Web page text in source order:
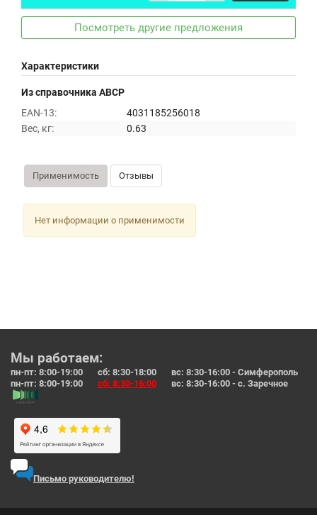
Посмотреть другие предложения
Характеристики
Из справочника ABCP
EAN-13:
4031185256018
Вес, кг:
0.63
Применимость Отзывы
Нет информации о применимости
Мы работаем:
пн-пт: 8:00-19:00 сб: 8:30-18:00 вс: 8:30-16:00 - Симферополь
пн-пт: 8:00-19:00 сб: 8:30-16:00 вс: 8:30-16:00 - с. Заречное
Письмо руководителю!